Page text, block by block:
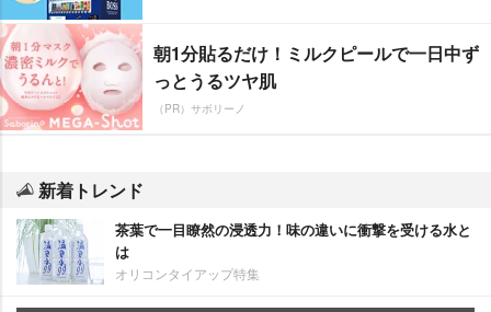
朝1分貼るだけ！ミルクピールで一日中ず
っとうるツヤ肌
（PR）サボリーノ
新着トレンド
茶葉で一目瞭然の浸透力！味の違いに衝撃を受ける水と
は
オリコンタイアップ特集